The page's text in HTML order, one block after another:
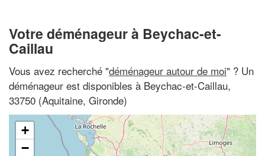
Votre déménageur à Beychac-et-
Caillau
Vous avez recherché "déménageur autour de moi" ? Un
déménageur est disponibles à Beychac-et-Caillau,
33750 (Aquitaine, Gironde)
+
−